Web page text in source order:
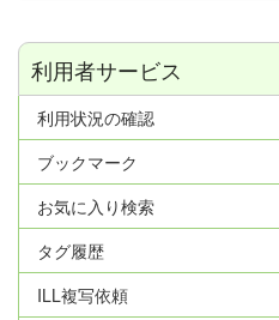
利用者サービス
利用状況の確認
ブックマーク
お気に入り検索
タグ履歴
ILL複写依頼